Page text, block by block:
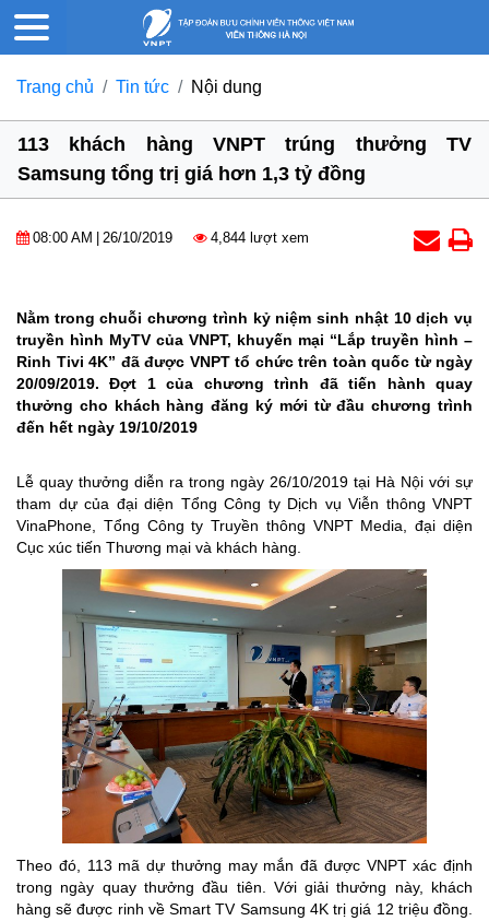
Trang chủ Tin tức Nội dung
113 khách hàng VNPT trúng thưởng TV
Samsung tổng trị giá hơn 1,3 tỷ đồng
08:00 AM 26/10/2019 4,844 lượt xem
Nằm trong chuỗi chương trình kỷ niệm sinh nhật 10 dịch vụ
truyền hình MyTV của VNPT, khuyến mại “Lắp truyền hình –
Rinh Tivi 4K” đã được VNPT tổ chức trên toàn quốc từ ngày
20/09/2019. Đợt 1 của chương trình đã tiến hành quay
thưởng cho khách hàng đăng ký mới từ đầu chương trình
đến hết ngày 19/10/2019
Lễ quay thưởng diễn ra trong ngày 26/10/2019 tại Hà Nội với sự
tham dự của đại diện Tổng Công ty Dịch vụ Viễn thông VNPT
VinaPhone, Tổng Công ty Truyền thông VNPT Media, đại diện
Cục xúc tiến Thương mại và khách hàng.
Theo đó, 113 mã dự thưởng may mắn đã được VNPT xác định
trong ngày quay thưởng đầu tiên. Với giải thưởng này, khách
hàng sẽ được rinh về Smart TV Samsung 4K trị giá 12 triệu đồng.